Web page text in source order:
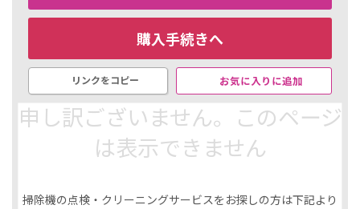
購入手続きへ
お気に入りに追加
リンクをコピー
販売元： シャープ株式会社 （特定商取引法に基づく表示は
￥28,380
申し訳ございません。このページ
は表示できません
掃除機の点検・クリーニングサービスをお探しの方は下記より